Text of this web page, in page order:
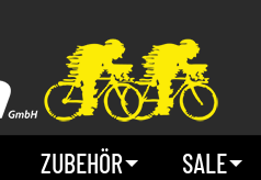
ZUBEHÖR SALE